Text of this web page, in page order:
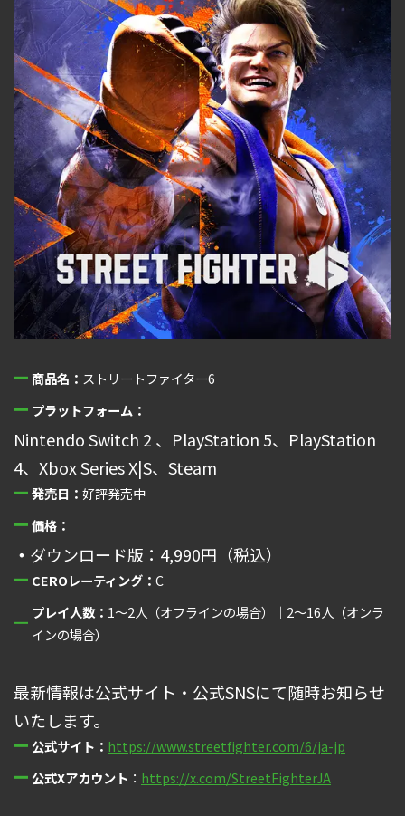
商品名： ストリートファイター6
プラットフォーム：
Nintendo Switch 2 、PlayStation 5、PlayStation
4、Xbox Series X|S、Steam
発売日： 好評発売中
価格：
・ ダウンロード版：4,990円（税込）
CEROレーティング： C
プレイ人数： 1～2人（オフラインの場合）｜2～16人（オンラ
インの場合）
最新情報は公式サイト・公式SNSにて随時お知らせ
いたします。
公式サイト： https://www.streetfighter.com/6/ja-jp
公式Xアカウント ： https://x.com/StreetFighterJA